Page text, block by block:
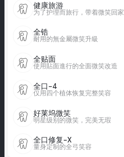
健康旅游
为了护理而旅行，带着微笑回家
全锆
耐用的無金屬微笑升級
全贴面
使用貼面進行的全面微笑改造
全口-4
仅用四个植体恢复完整笑容
好莱坞微笑
明星级别的微笑，完美无瑕
全口修复-X
量身定制的全弓笑容